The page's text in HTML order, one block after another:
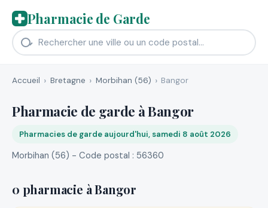
Pharmacie de Garde
Accueil Bretagne Morbihan (56) Bangor
Pharmacie de garde à Bangor
Pharmacies de garde aujourd'hui, samedi 8 août 2026
Morbihan (56) - Code postal : 56360
0 pharmacie à Bangor